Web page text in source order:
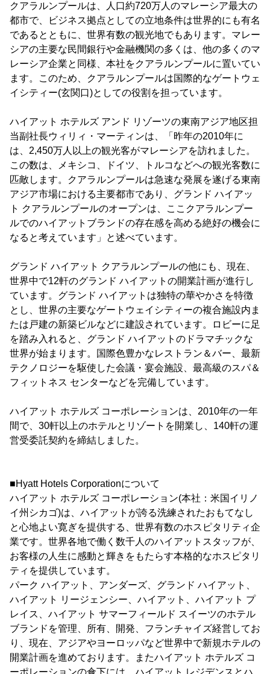
クアラルンプールは、人口約720万人のマレーシア最大の
都市で、ビジネス拠点としての立地条件は世界的にも有名
であるとともに、世界有数の観光地でもあります。マレー
シアの主要な民間銀行や金融機関の多くは、他の多くのマ
レーシア企業と同様、本社をクアラルンプールに置いてい
ます。このため、クアラルンプールは国際的なゲートウェ
イシティー(玄関口)としての役割を担っています。
ハイアット ホテルズ アンド リゾーツの東南アジア地区担
当副社長ウィリィ・マーティンは、「昨年の2010年に
は、2,450万人以上の観光客がマレーシアを訪れました。
この数は、メキシコ、ドイツ、トルコなどへの観光客数に
匹敵します。クアラルンプールは急速な発展を遂げる東南
アジア市場における主要都市であり、グランド ハイアッ
ト クアラルンプールのオープンは、ここクアラルンプー
ルでのハイアットブランドの存在感を高める絶好の機会に
なると考えています」と述べています。
グランド ハイアット クアラルンプールの他にも、現在、
世界中で12軒のグランド ハイアットの開業計画が進行し
ています。グランド ハイアットは独特の華やかさを特徴
とし、世界の主要なゲートウェイシティーの複合施設内ま
たは戸建の新築ビルなどに建設されています。ロビーに足
を踏み入れると、グランド ハイアットのドラマチックな
世界が始まります。国際色豊かなレストラン＆バー、最新
テクノロジーを駆使した会議・宴会施設、最高級のスパ＆
フィットネス センターなどを完備しています。
ハイアット ホテルズ コーポレーションは、2010年の一年
間で、30軒以上のホテルとリゾートを開業し、140軒の運
営受委託契約を締結しました。
■Hyatt Hotels Corporationについて
ハイアット ホテルズ コーポレーション(本社：米国イリノ
イ州シカゴ)は、ハイアットが誇る洗練されたおもてなし
と心地よい寛ぎを提供する、世界有数のホスピタリティ企
業です。世界各地で働く数千人のハイアットスタッフが、
お客様の人生に感動と輝きをもたらす本格的なホスピタリ
ティを提供しています。
パーク ハイアット、アンダーズ、グランド ハイアット、
ハイアット リージェンシー、ハイアット、ハイアット プ
レイス、ハイアット サマーフィールド スイーツのホテル
ブランドを管理、所有、開発、フランチャイズ経営してお
り、現在、アジアやヨーロッパなど世界中で新規ホテルの
開業計画を進めております。またハイアット ホテルズ コ
ーポレーションの傘下には、ハイアット レジデンスとハ